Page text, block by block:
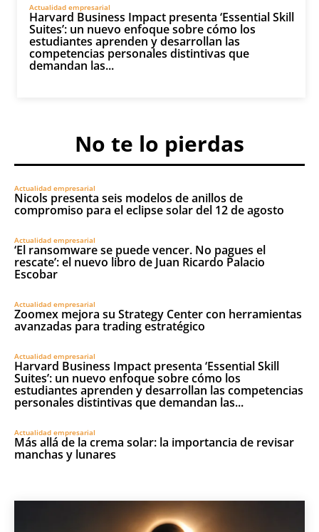
Actualidad empresarial
Harvard Business Impact presenta ‘Essential Skill
Suites’: un nuevo enfoque sobre cómo los
estudiantes aprenden y desarrollan las
competencias personales distintivas que
demandan las...
No te lo pierdas
Actualidad empresarial
Nicols presenta seis modelos de anillos de
compromiso para el eclipse solar del 12 de agosto
Actualidad empresarial
‘El ransomware se puede vencer. No pagues el
rescate’: el nuevo libro de Juan Ricardo Palacio
Escobar
Actualidad empresarial
Zoomex mejora su Strategy Center con herramientas
avanzadas para trading estratégico
Actualidad empresarial
Harvard Business Impact presenta ‘Essential Skill
Suites’: un nuevo enfoque sobre cómo los
estudiantes aprenden y desarrollan las competencias
personales distintivas que demandan las...
Actualidad empresarial
Más allá de la crema solar: la importancia de revisar
manchas y lunares